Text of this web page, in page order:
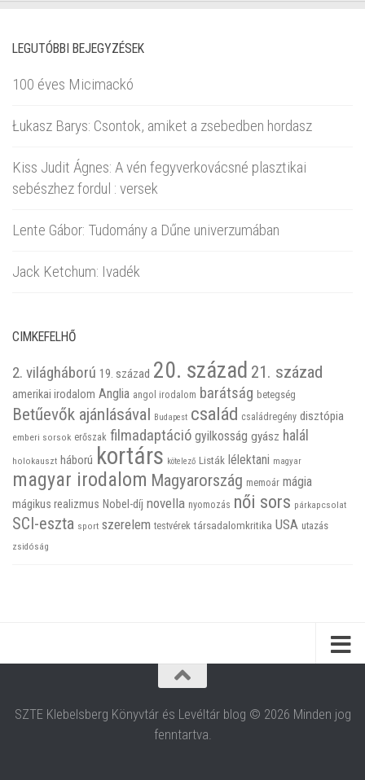
LEGUTÓBBI BEJEGYZÉSEK
100 éves Micimackó
Łukasz Barys: Csontok, amiket a zsebedben hordasz
Kiss Judit Ágnes: A vén fegyverkovácsné plasztikai
sebészhez fordul : versek
Lente Gábor: Tudomány a Dűne univerzumában
Jack Ketchum: Ivadék
CIMKEFELHŐ
2. világháború 19. század 20. század 21. század
amerikai irodalom Anglia angol irodalom barátság betegség
Betűevők ajánlásával Budapest család családregény disztópia
emberi sorsok erőszak filmadaptáció gyilkosság gyász halál
holokauszt háború kortárs kötelező Listák lélektani magyar
magyar irodalom Magyarország memoár mágia
mágikus realizmus Nobel-díj novella nyomozás női sors párkapcsolat
SCI-eszta sport szerelem testvérek társadalomkritika USA utazás
zsidóság
SZTE Klebelsberg Könyvtár és Levéltár blog © 2026 Minden jog
fenntartva.